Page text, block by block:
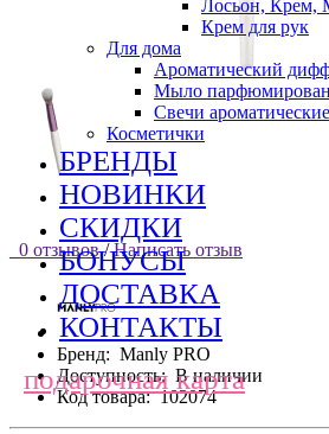
Лосьон, Крем,
Крем для рук
Для дома
Ароматический
Мыло
Свечи ароматические
Косметички
БРЕНДЫ
НОВИНКИ
СКИДКИ
БОНУСЫ
ДОСТАВКА
КОНТАКТЫ
подарочная карта
0 отзывов / Написать отзыв
Бренд: Manly PRO
Доступность: В наличии
Код товара: 102074